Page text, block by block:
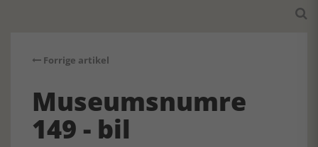

Forrige artikel
Museumsnumre
149 - bil